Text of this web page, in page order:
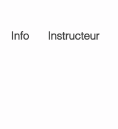
Info Instructeur